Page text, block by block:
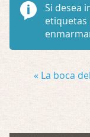
Si desea
etiquetas
« La boca